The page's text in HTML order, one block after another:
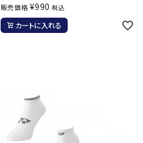
販売価格 ¥990 税込
カートに入れる